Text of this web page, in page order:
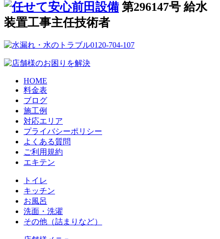
第296147号 給水
装置工事主任技術者
HOME
料金表
ブログ
施工例
対応エリア
プライバシーポリシー
よくある質問
ご利用規約
エキテン
トイレ
キッチン
お風呂
洗面・洗濯
その他（詰まりなど）